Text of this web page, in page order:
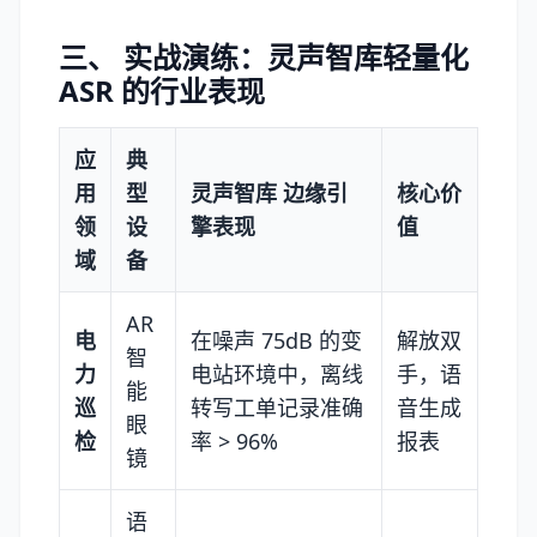
三、 实战演练：灵声智库轻量化
ASR 的行业表现
应
用
领
域
典
型
设
备
灵声智库 边缘引
擎表现
核心价
值
电
力
巡
检
AR
智
能
眼
镜
在噪声 75dB 的变
电站环境中，离线
转写工单记录准确
率 > 96%
解放双
手，语
音生成
报表
语